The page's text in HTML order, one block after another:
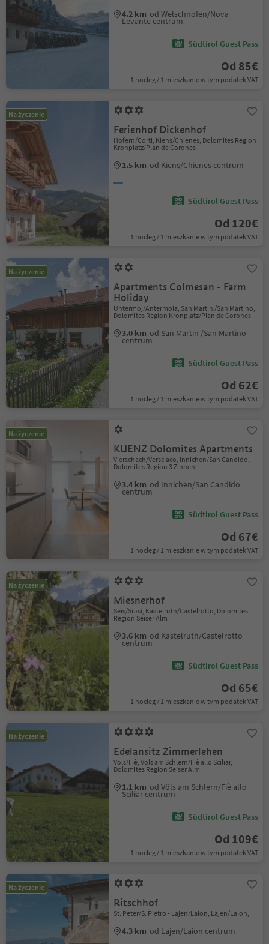
4.2 km od Welschnofen/Nova
Levante centrum
Südtirol Guest Pass
Od 85€
1 nocleg / 1 mieszkanie w tym podatek VAT
Na życzenie
Ferienhof Dickenhof
Hofern/Corti, Kiens/Chienes, Dolomites Region
Kronplatz/Plan de Corones
1.5 km od Kiens/Chienes centrum
Südtirol Guest Pass
Od 120€
1 nocleg / 1 mieszkanie w tym podatek VAT
Na życzenie
Apartments Colmesan - Farm
Holiday
Untermoj/Antermoia, San Martin /San Martino,
Dolomites Region Kronplatz/Plan de Corones
3.0 km od San Martin /San Martino
centrum
Südtirol Guest Pass
Od 62€
1 nocleg / 1 mieszkanie w tym podatek VAT
Na życzenie
KUENZ Dolomites Apartments
Vierschach/Versciaco, Innichen/San Candido,
Dolomites Region 3 Zinnen
3.4 km od Innichen/San Candido
centrum
Südtirol Guest Pass
Od 67€
1 nocleg / 1 mieszkanie w tym podatek VAT
Na życzenie
Miesnerhof
Seis/Siusi, Kastelruth/Castelrotto, Dolomites
Region Seiser Alm
3.6 km od Kastelruth/Castelrotto
centrum
Südtirol Guest Pass
Od 65€
1 nocleg / 1 mieszkanie w tym podatek VAT
Na życzenie
Edelansitz Zimmerlehen
Völs/Fiè, Völs am Schlern/Fiè allo Sciliar,
Dolomites Region Seiser Alm
1.1 km od Völs am Schlern/Fiè allo
Sciliar centrum
Südtirol Guest Pass
Od 109€
1 nocleg / 1 mieszkanie w tym podatek VAT
Na życzenie
Ritschhof
St. Peter/S. Pietro - Lajen/Laion, Lajen/Laion,
4.3 km od Lajen/Laion centrum